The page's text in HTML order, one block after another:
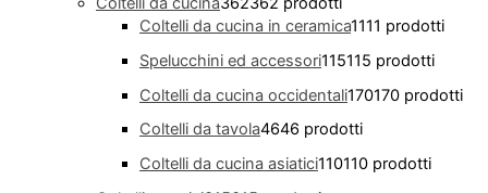
Coltelli da cucina in ceramica1111 prodotti
Spelucchini ed accessori115115 prodotti
Coltelli da cucina occidentali170170 prodotti
Coltelli da tavola4646 prodotti
Coltelli da cucina asiatici110110 prodotti